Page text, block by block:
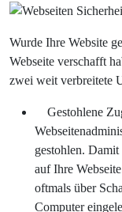
Wurde Ihre Website
Webseite verschafft
zwei weit verbreitete
Gestohlene
gestohlen.
auf Ihre
oftmals über
Computer